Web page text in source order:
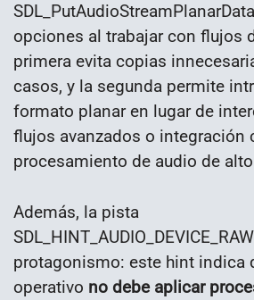
opciones al trabajar con flujos
primera evita copias
casos, y la segunda permite
formato planar en lugar de
flujos avanzados o integración
procesamiento de audio de
Además, la pista
protagonismo: este hint indica
operativo no debe aplicar